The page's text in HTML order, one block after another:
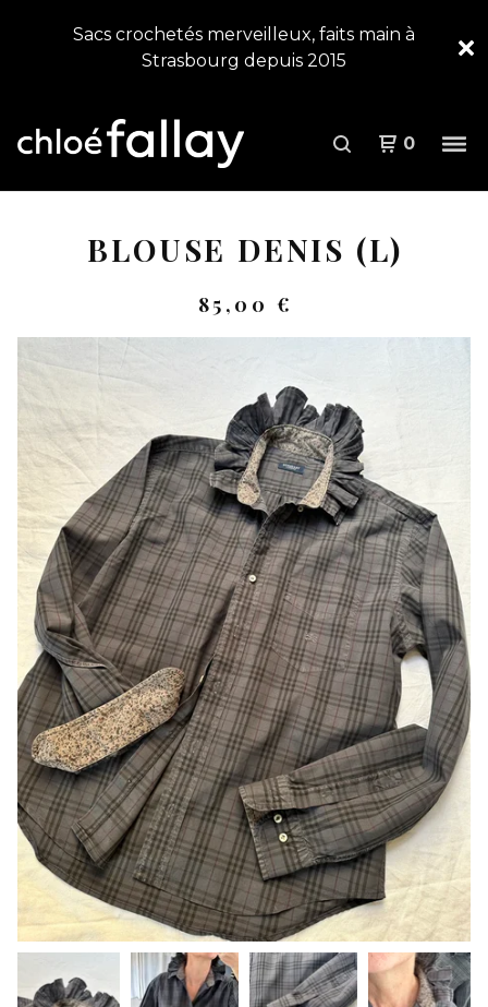
Sacs crochetés merveilleux, faits main à
Strasbourg depuis 2015
0
BLOUSE DENIS (L)
85,00€